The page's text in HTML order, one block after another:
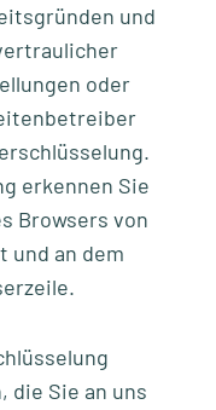
und
oder
erkennen Sie
Browsers von
und an dem
die Sie an uns